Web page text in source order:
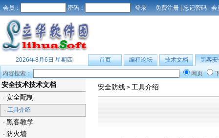
会员： 密码： 免费注册 | 忘记密码 | 会
2026年8月6日 星期四 首页 编程论坛 技术文档
黑客安
内容搜索：
网页
安全技术技术文档
· 安全配制
· 工具介绍
· 黑客教学
· 防火墙
安全防线 > 工具介绍